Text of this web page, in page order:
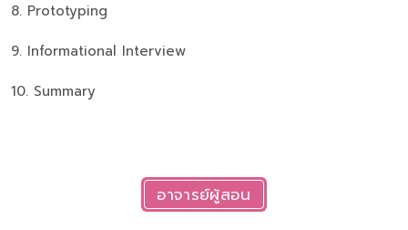
8. Prototyping
9. Informational Interview
10. Summary
อาจารย์ผู้สอน